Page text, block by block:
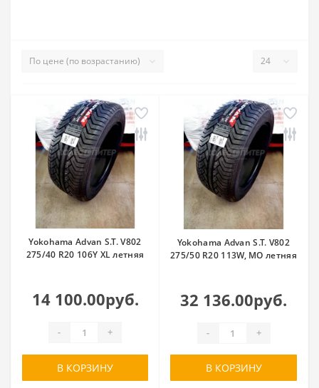
Yokohama Advan S.T. V802
275/40 R20 106Y XL летняя
14 100.00руб.
- +
В КОРЗИНУ
Yokohama Advan S.T. V802
275/50 R20 113W, MO летняя
32 136.00руб.
- +
В КОРЗИНУ